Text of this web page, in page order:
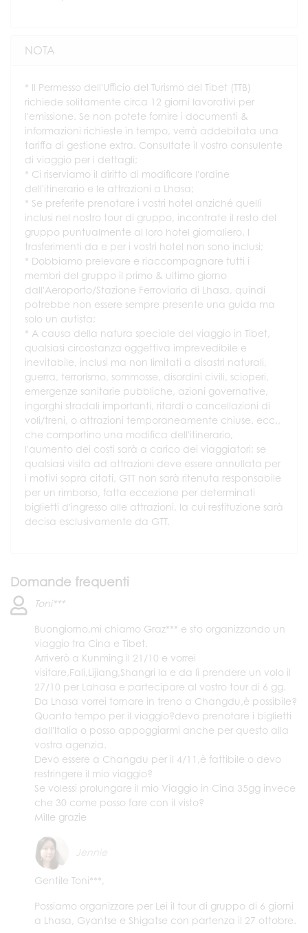
NOTA
* Il Permesso dell'Ufficio del Turismo del Tibet (TTB)
richiede solitamente circa 12 giorni lavorativi per
l'emissione. Se non potete fornire i documenti &
informazioni richieste in tempo, verrà addebitata una
tariffa di gestione extra. Consultate il vostro consulente
di viaggio per i dettagli;
* Ci riserviamo il diritto di modificare l'ordine
dell'itinerario e le attrazioni a Lhasa;
* Se preferite prenotare i vostri hotel anziché quelli
inclusi nel nostro tour di gruppo, incontrate il resto del
gruppo puntualmente al loro hotel giornaliero. I
trasferimenti da e per i vostri hotel non sono inclusi;
* Dobbiamo prelevare e riaccompagnare tutti i
membri del gruppo il primo & ultimo giorno
dall'Aeroporto/Stazione Ferroviaria di Lhasa, quindi
potrebbe non essere sempre presente una guida ma
solo un autista;
* A causa della natura speciale del viaggio in Tibet,
qualsiasi circostanza oggettiva imprevedibile e
inevitabile, inclusi ma non limitati a disastri naturali,
guerra, terrorismo, sommosse, disordini civili, scioperi,
emergenze sanitarie pubbliche, azioni governative,
ingorghi stradali importanti, ritardi o cancellazioni di
voli/treni, o attrazioni temporaneamente chiuse. ecc.,
che comportino una modifica dell'itinerario,
l'aumento dei costi sarà a carico dei viaggiatori; se
qualsiasi visita ad attrazioni deve essere annullata per
i motivi sopra citati, GTT non sarà ritenuta responsabile
per un rimborso, fatta eccezione per determinati
biglietti d'ingresso alle attrazioni, la cui restituzione sarà
decisa esclusivamente da GTT.
Domande frequenti
Toni***
Buongiorno,mi chiamo Graz*** e sto organizzando un
viaggio tra Cina e Tibet.
Arriverò a Kunming il 21/10 e vorrei
visitare,Fali,Lijiang,Shangri la e da lì prendere un volo il
27/10 per Lahasa e partecipare al vostro tour di 6 gg.
Da Lhasa vorrei tornare in treno a Changdu,è possibile?
Quanto tempo per il viaggio?devo prenotare i biglietti
dall'Italia o posso appoggiarmi anche per questo alla
vostra agenzia.
Devo essere a Changdu per il 4/11,è fattibile o devo
restringere il mio viaggio?
Se volessi prolungare il mio Viaggio in Cina 35gg invece
che 30 come posso fare con il visto?
Mille grazie
Jennie
Gentile Toni***,
Possiamo organizzare per Lei il tour di gruppo di 6 giorni
a Lhasa, Gyantse e Shigatse con partenza il 27 ottobre.